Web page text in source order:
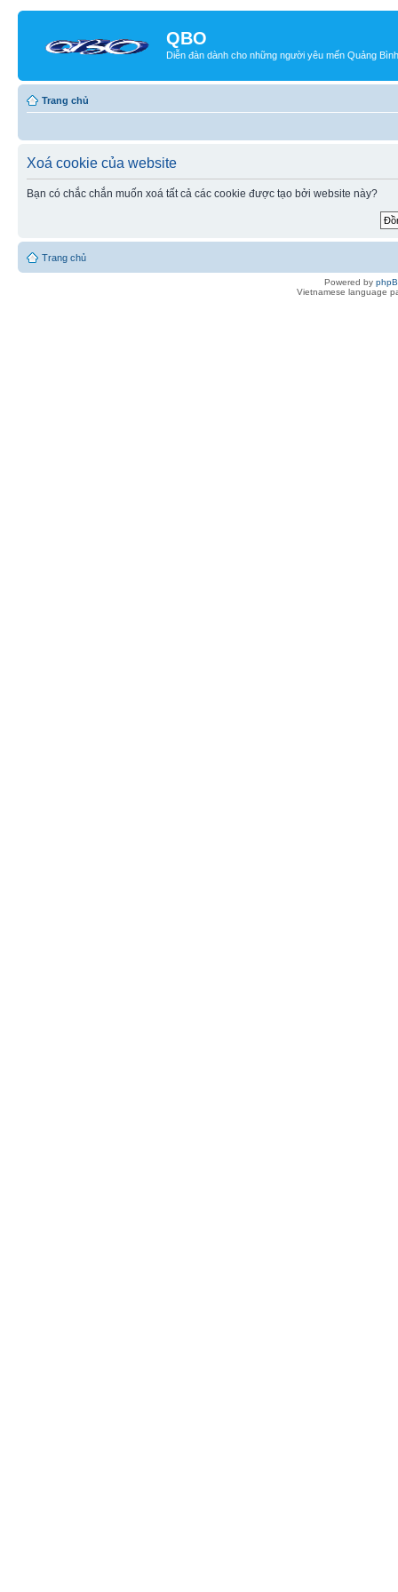
QBO
Diễn đàn dành cho những người yêu mến Quảng Bình
Trang chủ
Xoá cookie của website
Bạn có chắc chắn muốn xoá tất cả các cookie được tạo bởi website này?
Trang chủ
Powered by
Vietnamese language